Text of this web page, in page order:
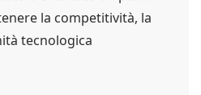
la competitività, la
tecnologica